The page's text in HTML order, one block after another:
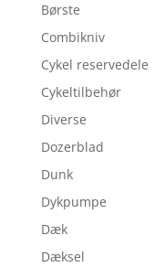
Børste
Combikniv
Cykel reservedele
Cykeltilbehør
Diverse
Dozerblad
Dunk
Dykpumpe
Dæk
Dæksel